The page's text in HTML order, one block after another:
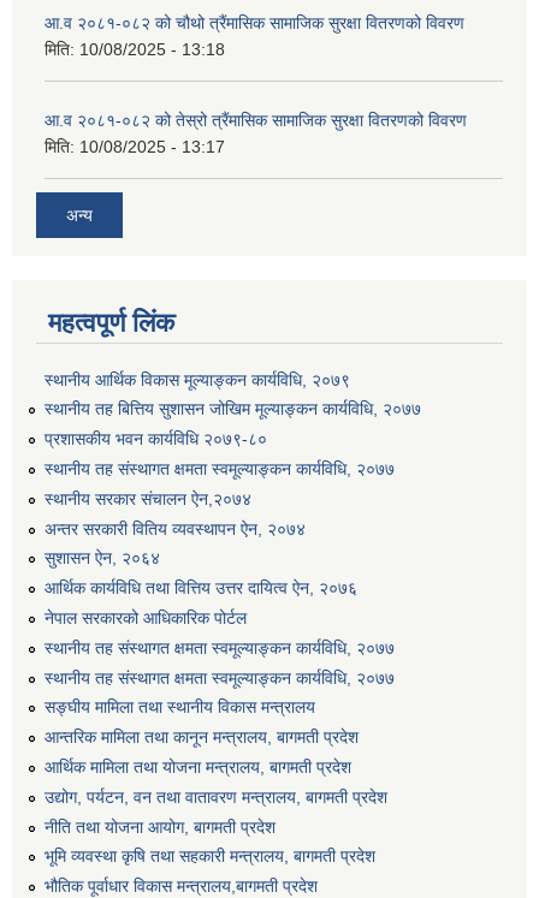
आ.व २०८१-०८२ को चौथो त्रैंमासिक सामाजिक सुरक्षा वितरणको विवरण
मिति: 10/08/2025 - 13:18
आ.व २०८१-०८२ को तेस्रो त्रैंमासिक सामाजिक सुरक्षा वितरणको विवरण
मिति: 10/08/2025 - 13:17
अन्य
महत्वपूर्ण लिंक
स्थानीय आर्थिक विकास मूल्याङ्कन कार्यविधि, २०७९
स्थानीय तह बित्तिय सुशासन जोखिम मूल्याङ्कन कार्यविधि, २०७७
प्रशासकीय भवन कार्यविधि २०७९-८०
स्थानीय तह संस्थागत क्षमता स्वमूल्याङ्कन कार्यविधि, २०७७
स्थानीय सरकार संचालन ऐन,२०७४
अन्तर सरकारी वितिय व्यवस्थापन ऐन, २०७४
सुशासन ऐन, २०६४
आर्थिक कार्यविधि तथा वित्तिय उत्तर दायित्व ऐन, २०७६
नेपाल सरकारको आधिकारिक पोर्टल
स्थानीय तह संस्थागत क्षमता स्वमूल्याङ्कन कार्यविधि, २०७७
स्थानीय तह संस्थागत क्षमता स्वमूल्याङ्कन कार्यविधि, २०७७
सङ्घीय मामिला तथा स्थानीय विकास मन्त्रालय
आन्तरिक मामिला तथा कानून मन्त्रालय, बागमती प्रदेश
आर्थिक मामिला तथा योजना मन्त्रालय, बागमती प्रदेश
उद्योग, पर्यटन, वन तथा वातावरण मन्त्रालय, बागमती प्रदेश
नीति तथा योजना आयोग, बागमती प्रदेश
भूमि व्यवस्था कृषि तथा सहकारी मन्त्रालय, बागमती प्रदेश
भौतिक पूर्वाधार विकास मन्त्रालय,बागमती प्रदेश